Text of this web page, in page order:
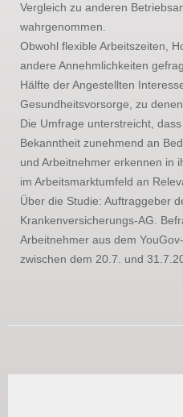
Vergleich zu anderen
wahrgenommen.
Obwohl flexible Arbeitszeiten,
andere Annehmlichkeiten
Hälfte der Angestellten
Gesundheitsvorsorge, zu
Die Umfrage unterstreicht,
Bekanntheit zunehmend an
und Arbeitnehmer erkennen in
im Arbeitsmarktumfeld an
Über die Studie: Auftraggeber
Krankenversicherungs-AG.
Arbeitnehmer aus dem
zwischen dem 20.7. und